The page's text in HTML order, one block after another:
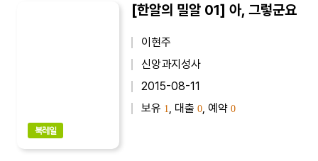
북레일
[한알의 밀알 01] 아, 그렇군요
이현주
신앙과지성사
2015-08-11
보유 1 , 대출 0 , 예약 0